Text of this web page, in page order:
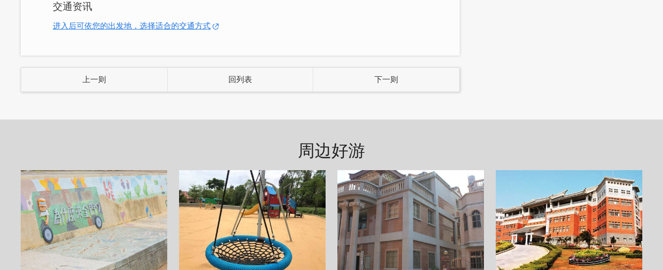
华府租车为华府旅游集团旗下产业，华府不仅提供国内外旅游、自由行机票、企业旅游等多项旅
交通资讯
进入后可依您的出发地，选择适合的交通方式
上一则 回列表 下一则
周边好游